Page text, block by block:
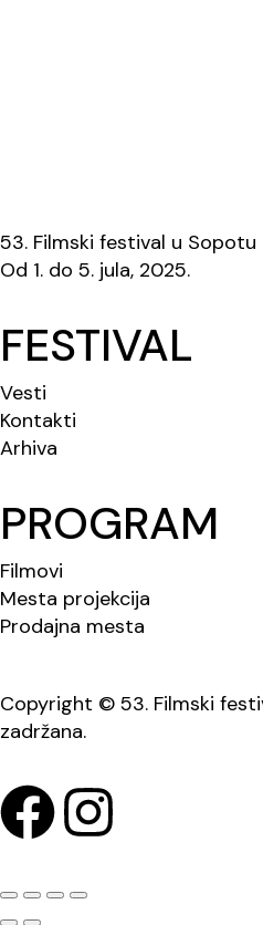
53. Filmski festival u Sopotu
Od 1. do 5. jula, 2025.
FESTIVAL
Vesti
Kontakti
Arhiva
PROGRAM
Filmovi
Mesta projekcija
Prodajna mesta
Copyright © 53. Filmski
zadržana.